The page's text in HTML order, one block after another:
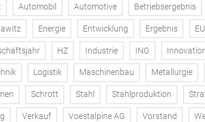
Automobil Automotive Betriebsergebnis
Energie Entwicklung Ergebnis EU
HZ Industrie ING
Logistik Maschinenbau Metallurgie
Schrott Stahl Stahlproduktion
Verkauf Voestalpine AG Vorstand